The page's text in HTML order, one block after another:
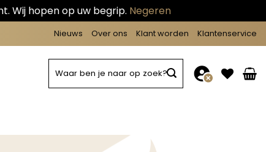
Wij hopen op uw begrip. Negeren
Nieuws Over ons Klant worden Klantenservice
naar: